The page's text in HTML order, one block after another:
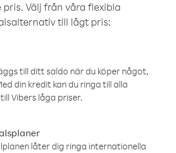
pris. Välj från våra flexibla
till lågt pris:
till ditt saldo när du köper något,
din kredit kan du ringa till alla
Vibers låga priser.
låter dig ringa internationella